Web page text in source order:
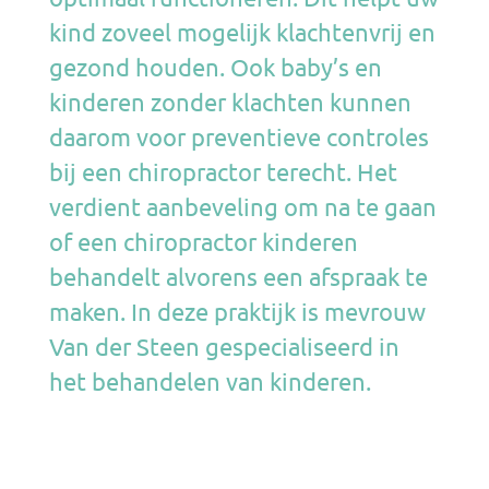
kind zoveel mogelijk klachtenvrij en
gezond houden. Ook baby’s en
kinderen zonder klachten kunnen
daarom voor preventieve controles
bij een chiropractor terecht. Het
verdient aanbeveling om na te gaan
of een chiropractor kinderen
behandelt alvorens een afspraak te
maken. In deze praktijk is mevrouw
Van der Steen gespecialiseerd in
het behandelen van kinderen.